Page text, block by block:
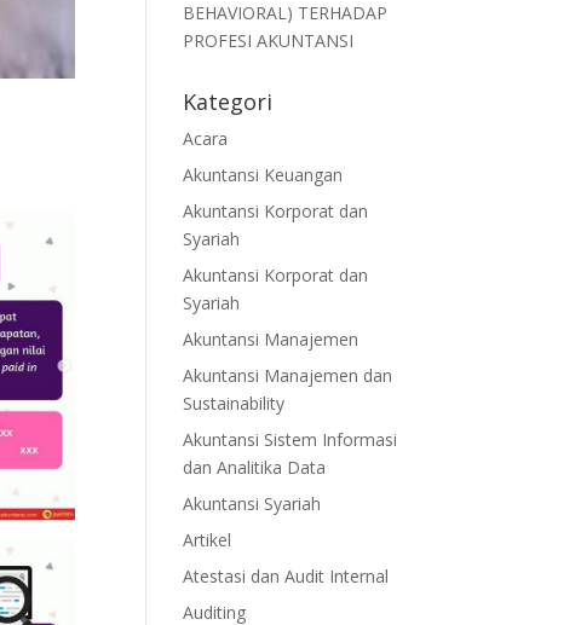
BEHAVIORAL) TERHADAP
PROFESI AKUNTANSI
Kategori
Acara
Akuntansi Keuangan
Akuntansi Korporat dan
Syariah
Akuntansi Korporat dan
Syariah
Akuntansi Manajemen
Akuntansi Manajemen dan
Sustainability
Akuntansi Sistem Informasi
dan Analitika Data
Akuntansi Syariah
Artikel
Atestasi dan Audit Internal
Auditing